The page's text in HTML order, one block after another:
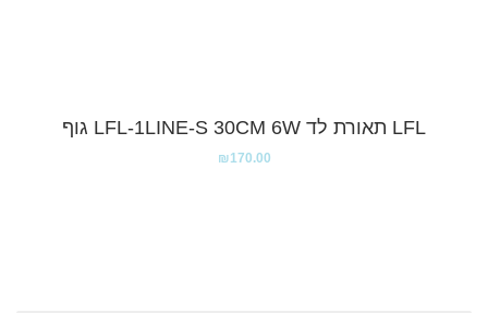
LFL תאורת לד LFL-1LINE-S 30CM 6W גוף
₪170.00